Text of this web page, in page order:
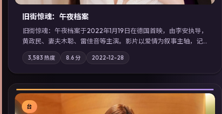
旧街惊魂：午夜档案
旧街惊魂：午夜档案于2022年1月19日在德国首映，由李安执导，
黄政民、妻夫木聪、雷佳音等主演。影片以爱情为叙事主轴，记
忆碎片重组后，主角发现自己从未活过“真实”的一天；摄影与配
乐强化地域气质；站内亦可通过「国产免费观看高清电视剧在线
看」延展检索同类型高分佳作，畅享高清在线追剧体验。
3,583 热度 8.6 分 2022-12-28
台